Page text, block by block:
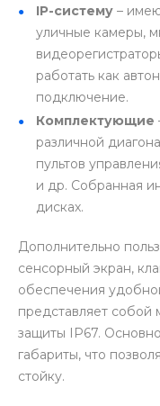
IP-систему –
уличные камеры,
работать как
подключение.
Комплектующие
различной
пультов
и др. Собранная
дисках.
Дополнительно
сенсорный экран,
обеспечения
представляет собой
защиты IP67.
габариты, что
стойку.